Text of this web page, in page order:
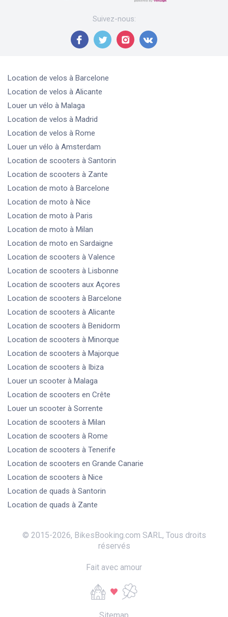
Suivez-nous:
Location de velos à Barcelone
Location de velos à Alicante
Louer un vélo à Malaga
Location de velos à Madrid
Location de velos à Rome
Louer un vélo à Amsterdam
Location de scooters à Santorin
Location de scooters à Zante
Location de moto à Barcelone
Location de moto à Nice
Location de moto à Paris
Location de moto à Milan
Location de moto en Sardaigne
Location de scooters à Valence
Location de scooters à Lisbonne
Location de scooters aux Açores
Location de scooters à Barcelone
Location de scooters à Alicante
Location de scooters à Benidorm
Location de scooters à Minorque
Location de scooters à Majorque
Location de scooters à Ibiza
Louer un scooter à Malaga
Location de scooters en Crête
Louer un scooter à Sorrente
Location de scooters à Milan
Location de scooters à Rome
Location de scooters à Tenerife
Location de scooters en Grande Canarie
Location de scooters à Nice
Location de quads à Santorin
Location de quads à Zante
© 2015-2026, BikesBooking.com SARL, Tous droits
réservés
Fait avec amour